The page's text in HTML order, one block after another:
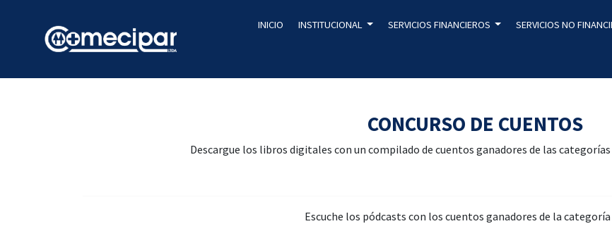
INICIO INSTITUCIONAL SERVICIOS FINANCIEROS SERVICIOS NO
CONCURSO DE CUENTOS
Descargue los libros digitales con un compilado de cuentos ganadores de las
Escuche los pódcasts con los cuentos ganadores de la